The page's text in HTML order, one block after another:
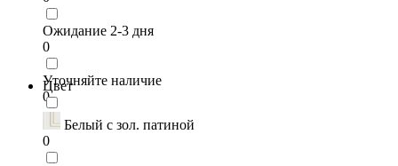
Ожидание 2-3 дня
0
Уточняйте наличие
0
Цвет
Белый с зол. патиной
0